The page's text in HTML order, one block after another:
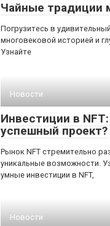
Чайные традиции
Погрузитесь в
многовековой историей и
Узнайте
Новости
Инвестиции в
успешный проект?
Рынок NFT стремительно
уникальные возможности.
умные инвестиции в NFT,
Новости